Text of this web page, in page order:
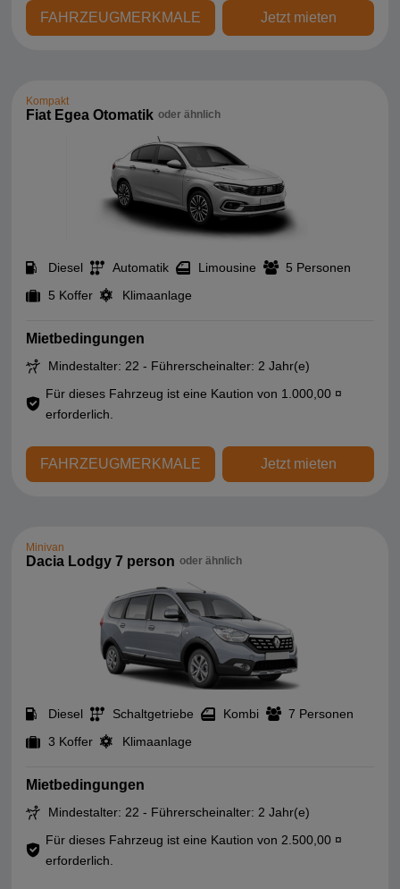
FAHRZEUGMERKMALE Jetzt mieten
Kompakt
Fiat Egea Otomatik oder ähnlich
Diesel Automatik Limousine
5 Personen
5 Koffer
Klimaanlage
Mietbedingungen
Mindestalter: 22 - Führerscheinalter: 2 Jahr(e)
Für dieses Fahrzeug ist eine Kaution von 1.000,00 ¤
erforderlich.
FAHRZEUGMERKMALE Jetzt mieten
Minivan
Dacia Lodgy 7 person oder ähnlich
Diesel Schaltgetriebe Kombi
7 Personen
3 Koffer
Klimaanlage
Mietbedingungen
Mindestalter: 22 - Führerscheinalter: 2 Jahr(e)
Für dieses Fahrzeug ist eine Kaution von 2.500,00 ¤
erforderlich.